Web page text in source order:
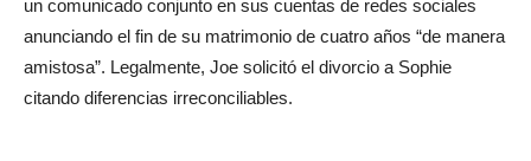
un comunicado conjunto en sus cuentas de redes sociales
anunciando el fin de su matrimonio de cuatro años “de manera
amistosa”. Legalmente, Joe solicitó el divorcio a Sophie
citando diferencias irreconciliables.